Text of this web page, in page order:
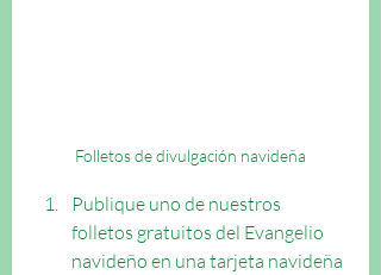
Folletos de divulgación navideña
Publique uno de nuestros
folletos gratuitos del Evangelio
navideño en una tarjeta navideña